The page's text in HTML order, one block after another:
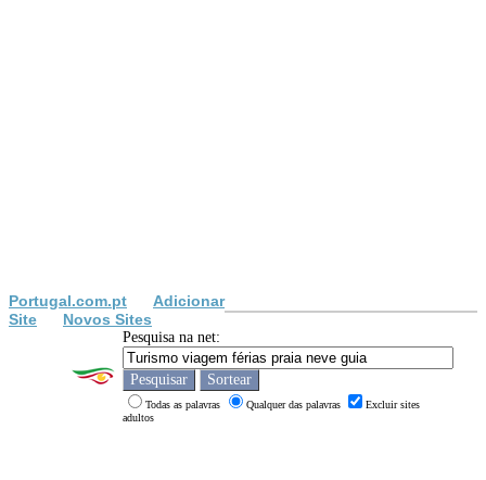
Portugal.com.pt
Adicionar
Site
Novos Sites
Pesquisa na net:
Todas as palavras Qualquer das palavras
Excluir sites
adultos